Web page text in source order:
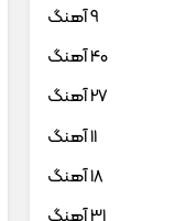
9 آهنگ
40 آهنگ
27 آهنگ
11 آهنگ
18 آهنگ